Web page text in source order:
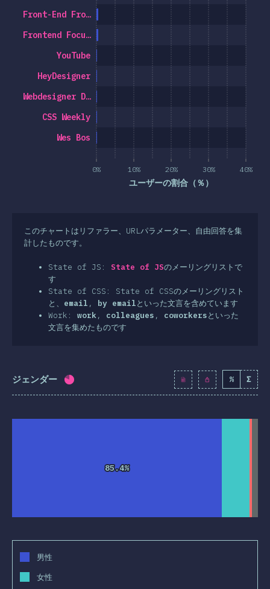
0% 10% 20% 30% 40%
ユーザーの割合（％）
Wes Bos
CSS Weekly
Webdesigner D…
HeyDesigner
YouTube
Frontend Focu…
Front-End Fro…
このチャートはリファラー、URLパラメーター、自由回答を集
計したものです。
State of JS: State of JSのメーリングリストで
す
State of CSS: State of CSSのメーリングリスト
と、 email , by emailといった文言を含めています
Work: work, colleagues , coworkersといった
文言を集めたものです
ジェンダー 回答記入率： ) % Σ
85.4%
85.4%
男性
女性